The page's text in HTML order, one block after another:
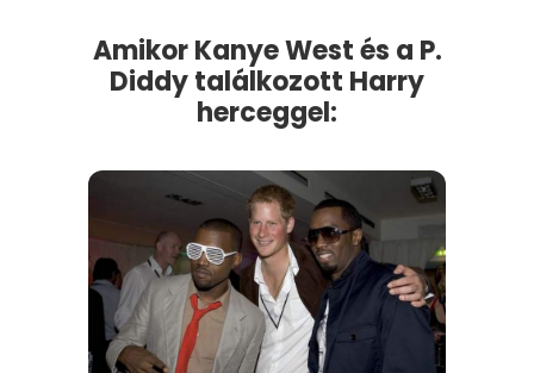
Amikor Kanye West és a P.
Diddy találkozott Harry
herceggel: